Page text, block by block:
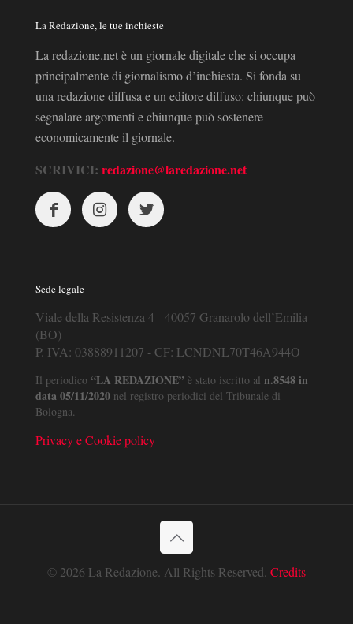
La Redazione, le tue inchieste
La redazione.net è un giornale digitale che si occupa
principalmente di giornalismo d’inchiesta. Si fonda su
una redazione diffusa e un editore diffuso: chiunque può
segnalare argomenti e chiunque può sostenere
economicamente il giornale.
SCRIVICI: redazione@laredazione.net
Sede legale
Viale della Resistenza 4 - 40057 Granarolo dell’Emilia
(BO)
P. IVA: 03888911207 - CF: LCNDNL70T46A944O
Il periodico “LA REDAZIONE” è stato iscritto al n.8548 in
data 05/11/2020 nel registro periodici del Tribunale di
Bologna.
Privacy e Cookie policy
© 2026 La Redazione. All Rights Reserved. Credits